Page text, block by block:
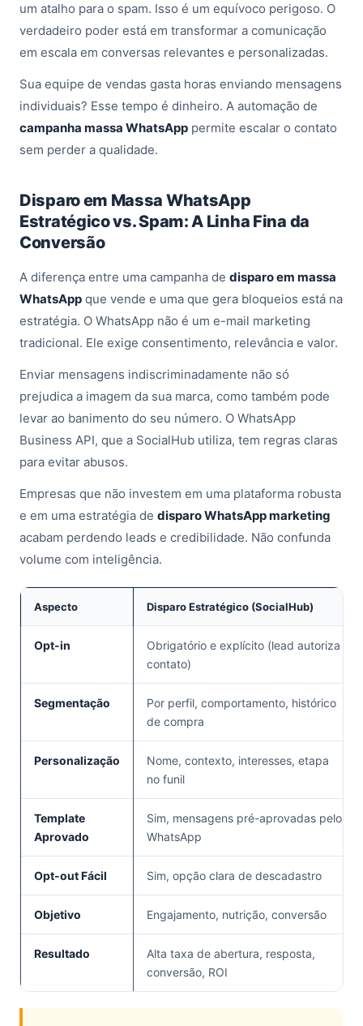
um atalho para o spam. Isso é um equívoco perigoso. O
verdadeiro poder está em transformar a comunicação
em escala em conversas relevantes e personalizadas.
Sua equipe de vendas gasta horas enviando mensagens
individuais? Esse tempo é dinheiro. A automação de
campanha massa WhatsApp permite escalar o contato
sem perder a qualidade.
Disparo em Massa WhatsApp
Estratégico vs. Spam: A Linha Fina da
Conversão
A diferença entre uma campanha de disparo em massa
WhatsApp que vende e uma que gera bloqueios está na
estratégia. O WhatsApp não é um e-mail marketing
tradicional. Ele exige consentimento, relevância e valor.
Enviar mensagens indiscriminadamente não só
prejudica a imagem da sua marca, como também pode
levar ao banimento do seu número. O WhatsApp
Business API, que a SocialHub utiliza, tem regras claras
para evitar abusos.
Empresas que não investem em uma plataforma robusta
e em uma estratégia de disparo WhatsApp marketing
acabam perdendo leads e credibilidade. Não confunda
volume com inteligência.
Aspecto Disparo Estratégico (SocialHub)
Opt-in
Obrigatório e explícito (lead autoriza
contato)
Segmentação
Por perfil, comportamento, histórico
de compra
Personalização
Nome, contexto, interesses, etapa
no funil
Template
Aprovado
Sim, mensagens pré-aprovadas pelo
WhatsApp
Opt-out Fácil Sim, opção clara de descadastro
Objetivo Engajamento, nutrição, conversão
Resultado
Alta taxa de abertura, resposta,
conversão, ROI